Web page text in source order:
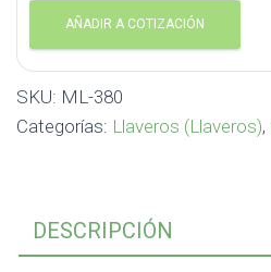
AÑADIR A COTIZACIÓN
SKU: ML-380
Categorías: Llaveros (Llaveros),
DESCRIPCIÓN